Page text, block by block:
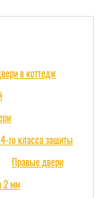
в коттедж
го класса защиты
Правые двери
2 мм